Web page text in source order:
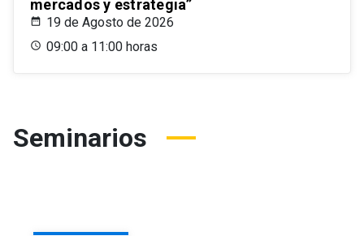
mercados y estrategia”
19 de Agosto de 2026
09:00 a 11:00 horas
Seminarios